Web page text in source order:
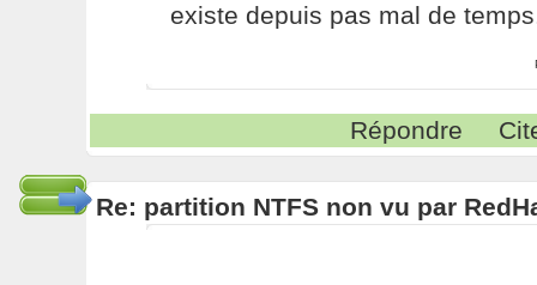
existe depuis pas mal de
Répondre
Re: partition NTFS non vu par